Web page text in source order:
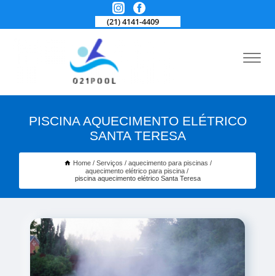
(21) 4141-4409
PISCINA AQUECIMENTO ELÉTRICO
SANTA TERESA
Home Serviços
aquecimento para piscinas
aquecimento elétrico para piscina
piscina aquecimento elétrico Santa Teresa